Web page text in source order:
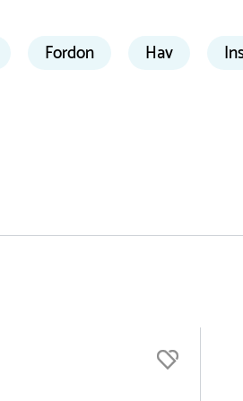
Fordon Hav